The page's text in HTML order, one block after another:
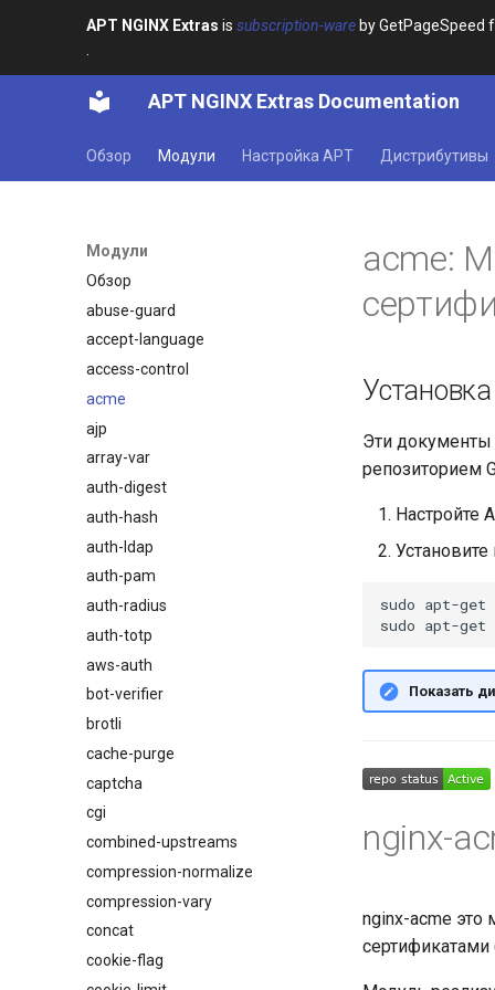
APT NGINX Extras is subscription-ware by
APT NGINX Extras Documentation
Обзор Модули Настройка APT Дистрибутивы
Модули
Обзор
abuse-guard
accept-language
access-control
acme
ajp
array-var
auth-digest
auth-hash
auth-ldap
auth-pam
auth-radius
auth-totp
aws-auth
bot-verifier
brotli
cache-purge
captcha
cgi
combined-upstreams
compression-normalize
compression-vary
concat
cookie-flag
acme:
Эти документы
репозиторием
Настройте
sudo apt-get
sudo apt-get
Показать
nginx-
nginx-acme это
сертификатами